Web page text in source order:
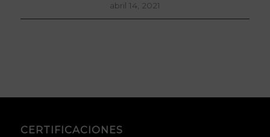
abril 14, 2021
CERTIFICACIONES